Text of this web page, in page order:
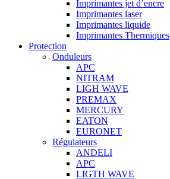
Imprimantes jet d’encre
Imprimantes laser
Imprimantes liquide
Imprimantes Thermiques
Protection
Onduleurs
APC
NITRAM
LIGH WAVE
PREMAX
MERCURY
EATON
EURONET
Régulateurs
ANDELI
APC
LIGTH WAVE